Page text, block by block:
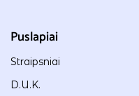
Puslapiai
Straipsniai
D.U.K.